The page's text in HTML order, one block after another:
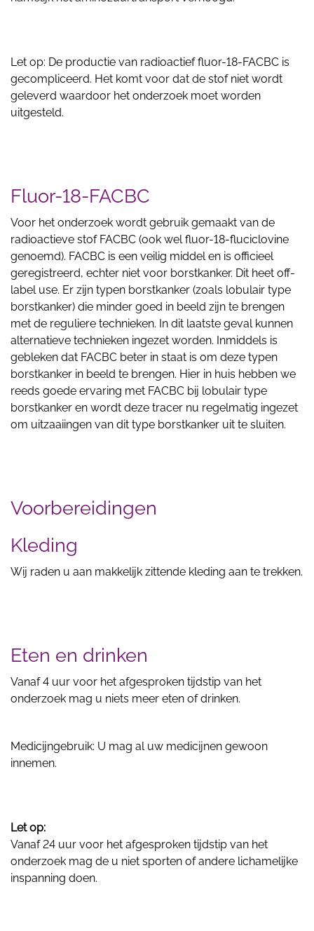
Let op: De productie van radioactief fluor-18-FACBC is
gecompliceerd. Het komt voor dat de stof niet wordt
geleverd waardoor het onderzoek moet worden
uitgesteld.
Fluor-18-FACBC
Voor het onderzoek wordt gebruik gemaakt van de
radioactieve stof FACBC (ook wel fluor-18-fluciclovine
genoemd). FACBC is een veilig middel en is officieel
geregistreerd, echter niet voor borstkanker. Dit heet off-
label use. Er zijn typen borstkanker (zoals lobulair type
borstkanker) die minder goed in beeld zijn te brengen
met de reguliere technieken. In dit laatste geval kunnen
alternatieve technieken ingezet worden. Inmiddels is
gebleken dat FACBC beter in staat is om deze typen
borstkanker in beeld te brengen. Hier in huis hebben we
reeds goede ervaring met FACBC bij lobulair type
borstkanker en wordt deze tracer nu regelmatig ingezet
om uitzaaiingen van dit type borstkanker uit te sluiten.
Voorbereidingen
Kleding
Wij raden u aan makkelijk zittende kleding aan te trekken.
Eten en drinken
Vanaf 4 uur voor het afgesproken tijdstip van het
onderzoek mag u niets meer eten of drinken.
Medicijngebruik: U mag al uw medicijnen gewoon
innemen.
Let op:
Vanaf 24 uur voor het afgesproken tijdstip van het
onderzoek mag de u niet sporten of andere lichamelijke
inspanning doen.